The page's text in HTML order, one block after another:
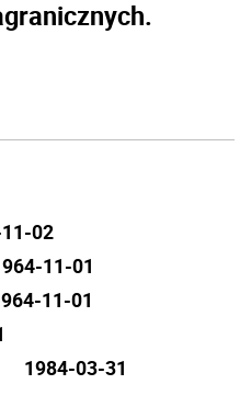
02
11-01
11-01
1984-03-31